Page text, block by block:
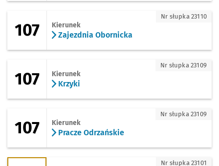
107 - kierunek Zajezdnia Obornicka
107 Kierunek
Zajezdnia Obornicka
Nr słupka 23110
107 Kierunek
Krzyki
Nr słupka 23109
107 - kierunek Pracze Odrzańskie
107 Kierunek
Pracze Odrzańskie
Nr słupka 23109
118 - kierunek Rędzin Nr słupka 23101